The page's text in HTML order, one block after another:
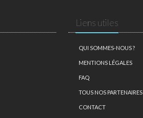
Liens utiles
QUI SOMMES-NOUS ?
MENTIONS LÉGALES
FAQ
TOUS NOS PARTENAIRES
CONTACT